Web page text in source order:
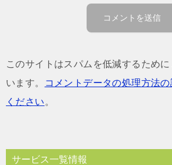
このサイトはスパムを低減するため
います。
コメントデータの処理方法
ください 。
サービス一覧情報